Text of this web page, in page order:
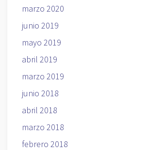
marzo 2020
junio 2019
mayo 2019
abril 2019
marzo 2019
junio 2018
abril 2018
marzo 2018
febrero 2018